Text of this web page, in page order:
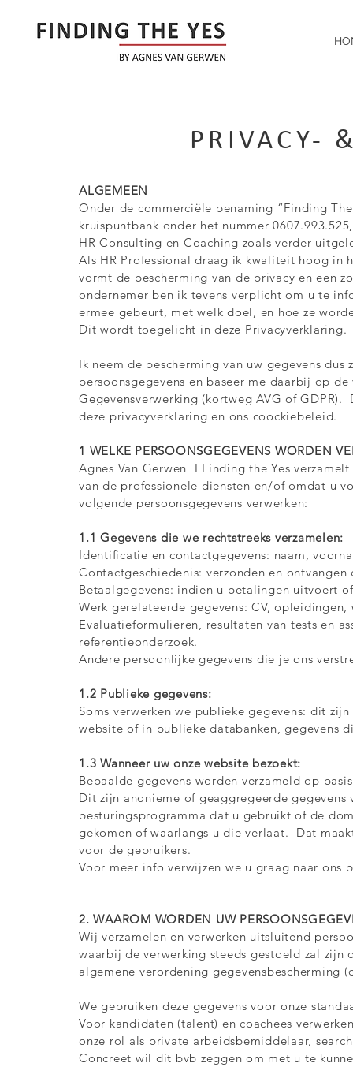
PRIVACY-
ALGEMEEN
Onder de commerciële benaming “Finding
kruispuntbank onder het nummer
HR Consulting en Coaching zoals verder
Als HR Professional draag ik kwaliteit hoog in
vormt de bescherming van de privacy en een
ondernemer ben ik tevens verplicht om u te
ermee gebeurt, met welk doel, en hoe ze
Dit wordt toegelicht in deze Privacyverklaring.
Ik neem de bescherming van uw gegevens
persoonsgegevens en baseer me daarbij op
Gegevensverwerking (kortweg AVG of
deze privacyverklaring en ons coockiebeleid.
1 WELKE PERSOONSGEGEVENS WORDEN
Agnes Van Gerwen I Finding the Yes
van de professionele diensten en/of omdat u
volgende persoonsgegevens verwerken:
1.1 Gegevens die we rechtstreeks verzamelen:
Identificatie en contactgegevens: naam,
Contactgeschiedenis: verzonden en
Betaalgegevens: indien u betalingen uitvoert
Werk gerelateerde gegevens: CV,
Evaluatieformulieren, resultaten van tests en
referentieonderzoek.
Andere persoonlijke gegevens die je ons
1.2 Publieke gegevens:
Soms verwerken we publieke gegevens: dit
website of in publieke databanken, gegevens
1.3 Wanneer uw onze website bezoekt:
Bepaalde gegevens worden verzameld op
Dit zijn anonieme of geaggregeerde
besturingsprogramma dat u gebruikt of de
gekomen of waarlangs u die verlaat. Dat
voor de gebruikers.
Voor meer info verwijzen we u graag naar ons
2. WAAROM WORDEN UW
Wij verzamelen en verwerken uitsluitend
waarbij de verwerking steeds gestoeld zal
algemene verordening gegevensbescherming
We gebruiken deze gegevens voor onze
Voor kandidaten (talent) en coachees
onze rol als private arbeidsbemiddelaar,
Concreet wil dit bvb zeggen om met u te